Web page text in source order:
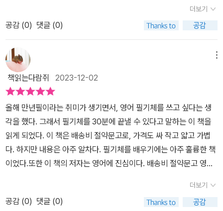
유트브에서 무료강의도 있으니 참고해보는 것도 큰 도움이 될 것이
다.마이크 황 작가님의 책들이 재밌게 다가오는 것을 보니 나에겐 긍
정적인 신호인것 같다.2026년에는 영어와 더 가까워지는 한 해를 보
내고 싶은 욕심이 마구마구 생긴다.그 여정에 도움을 받을 수 있을 것
같아서 기대가 되기도 한다.필기체 연습 하고 싶은데 시간을 많이 낼
수 없는 분들이나 아이들에게 추천해봅니다. 부담없이 시작할 수 있
을겁니다.리뷰의숲에서 도서를 제공받아 읽고 작성한 후기입니다. #
30분에끝내는영어필기체 #마이크황 #마이클리시 #영어필기체 #리
뷰의숲
이나 로고에서도 종종 보인다. 영국이나 호주에서는 아직도 필기체를
많이 쓴다고 하니 영국 유학을 준비한다면 필수로 익혀야 한다고 하
관하지만 배워서 손해볼 일은 없을 것 같아서 이번 기회를 빌어서 필
기체를 연습해 봤는데 짧은 시간에 필기체를 배울 수 있게 책의 내용
이 구성되어 있어서 아주 좋았다. <이 리뷰는 출판사로부터 도서를
제공받아서 작성하였습니다.>
같아요.알파벳 26자를 한 글자당 1분씩, 이어 쓰기에 4분.총 30분이
면 익힐 수 있다고 책의 맨 첫장에서 알려주고 있는데요.과연 30분안
에 영어 필기체 익히기가 가능할까요??...YES!!저희 아이와 함께 책
을 펼치고, 알파벳 하나씩 따라 적으며 30분에 끝내는 영어 필기체가
가능하다고 깨달았지요~하루만에 저희 아이의 필기체로 문장 따라
쓰기가 가능해졌으니까요.초등 아이의 영어 필기체 따라쓰기. 책을
펼치고 알파벳을 익힌 첫 날, 공부 명언 따라쓰기를 할 수 있었어요.아
직 천천히 써야하고, 정확하지 않을 수는 있지만.. 연습하다 보면 점점
좋아질거에요~한 페이지에 알파벳 하나씩! 영어 대문자와 소문자 필
기체를 익힐 수 있어요.알파벳이 큼지막하게 적혀 있어서, 순서도 눈
에 확 띄고 따라쓰기 하기도 힘들지 않아요.예전부터 익히고 싶어했
던 필기체라 그런지, 저희 아이는 아예 영어 노트를 가지고 와서 따라
쓰기 했어요.공부와 관련된 여러 명언으로 필기체를 익힐 수 있어요.
좋은 영향을 주는 명언과 함께 글쓰기를 하니 일거양득입니다.명언
더보기
공감 (0) 댓글 (0)
책읽는다람쥐 2023-12-02
올해 만년필이라는 취미가 생기면서, 영어 필기체를 쓰고 싶다는 생
각을 했다. 그래서 필기체를 30분에 끝낼 수 있다고 말하는 이 책을
읽게 되었다. 이 책은 배송비 절약문고로, 가격도 싸 작고 얇고 가볍
다. 하지만 내용은 아주 알차다. 필기체를 배우기에는 아주 훌륭한 책
이었다.또한 이 책의 저자는 영어에 진심이다. 배송비 절약문고 영어
있어서 쉽고 재밌게 배울 수 있었다.알파벳 하나하나 쓰는 방법도 나
와있어서, 따라쓰기만 하면 되서 쉽게 배울 수 있었다. 필기체는 빠른
더보기
공감 (0) 댓글 (0)